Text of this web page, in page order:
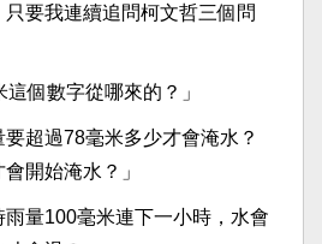
要我連續追問柯文哲三個問
這個數字從哪來的？」
要超過78毫米多少才會淹水？
開始淹水？」
雨量100毫米連下一小時，水會